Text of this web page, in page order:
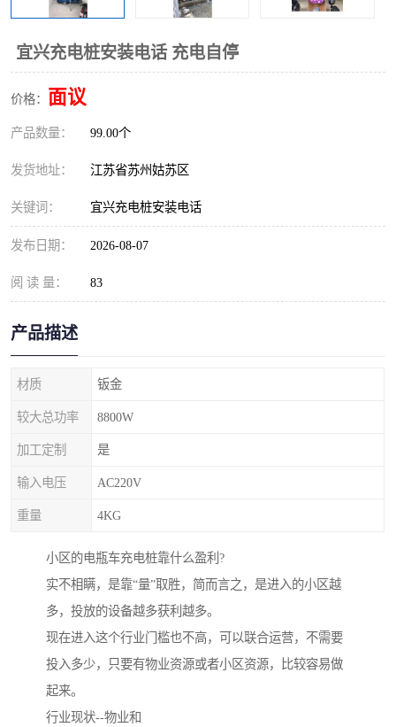
宜兴充电桩安装电话 充电自停
价格： 面议
产品数量： 99.00个
发货地址： 江苏省苏州姑苏区
关键词： 宜兴充电桩安装电话
发布日期： 2026-08-07
阅 读 量： 83
产品描述
材质 钣金
较大总功率 8800W
加工定制 是
输入电压 AC220V
重量 4KG
小区的电瓶车充电桩靠什么盈利?
实不相瞒，是靠“量”取胜，简而言之，是进入的小区越
多，投放的设备越多获利越多。
现在进入这个行业门槛也不高，可以联合运营，不需要
投入多少，只要有物业资源或者小区资源，比较容易做
起来。
行业现状--物业和